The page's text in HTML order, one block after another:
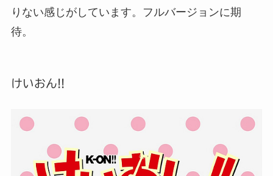
りない感じがしています。フルバージョンに期
待。
けいおん!!